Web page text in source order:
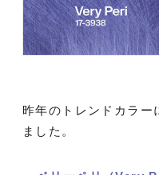
昨年のトレンドカラー
ました。